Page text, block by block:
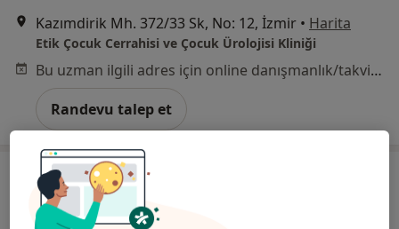
Kazımdirik Mh. 372/33 Sk, No: 12, İzmir • Harita
Etik Çocuk Cerrahisi ve Çocuk Ürolojisi Kliniği
Bu uzman ilgili adres için online danışmanlık/takvim sunmuyor.
Randevu talep et